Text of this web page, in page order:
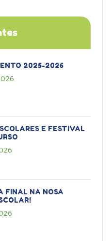
2025-2026
E FESTIVAL
FINAL NA NOSA